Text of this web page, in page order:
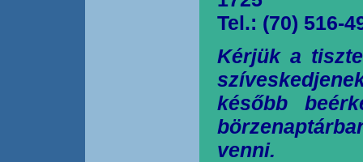
Tel.: (70) 516-
Kérjük a
később
venni.